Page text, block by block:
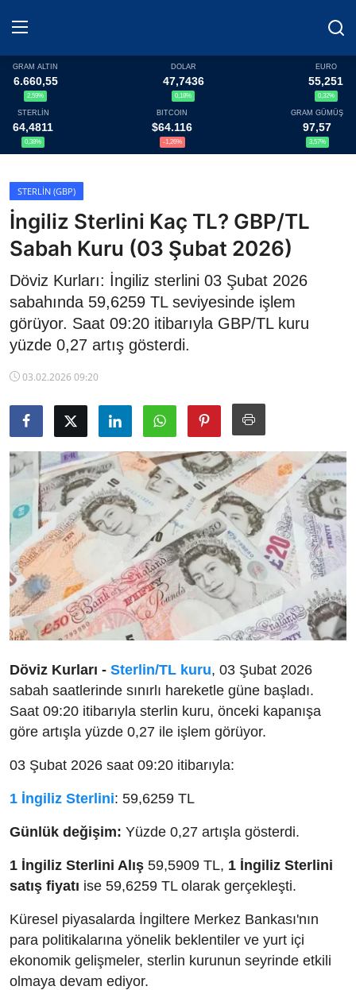
Haberler
Döviz
Altın Fiyatları
Döviz Kurları
Fonlar
Kripto Paralar
Çeviriciler
TCMB Kurları
Emtia Fiyatları
Kapalı Çarşı
Şirket Haberleri
GRAM ALTIN
6.660,55
2,59%
DOLAR
47,7436
0,18%
EURO
55,251
0,32%
STERLİN
64,4811
0,38%
BITCOIN
$64.116
-1,26%
GRAM GÜMÜŞ
97,57
3,57%
STERLIN (GBP)
İngiliz Sterlini Kaç TL? GBP/TL
Sabah Kuru (03 Şubat 2026)
Döviz Kurları: İngiliz sterlini 03 Şubat 2026
sabahında 59,6259 TL seviyesinde işlem
görüyor. Saat 09:20 itibarıyla GBP/TL kuru
yüzde 0,27 artış gösterdi.
03.02.2026 09:20
Döviz Kurları - Sterlin/TL kuru, 03 Şubat 2026
sabah saatlerinde sınırlı hareketle güne başladı.
Saat 09:20 itibarıyla sterlin kuru, önceki kapanışa
göre artışla yüzde 0,27 ile işlem görüyor.
03 Şubat 2026 saat 09:20 itibarıyla:
1 İngiliz Sterlini: 59,6259 TL
Günlük değişim: Yüzde 0,27 artışla gösterdi.
1 İngiliz Sterlini Alış 59,5909 TL, 1 İngiliz Sterlini
satış fiyatı ise 59,6259 TL olarak gerçekleşti.
Küresel piyasalarda İngiltere Merkez Bankası'nın
para politikalarına yönelik beklentiler ve yurt içi
ekonomik gelişmeler, sterlin kurunun seyrinde etkili
olmaya devam ediyor.